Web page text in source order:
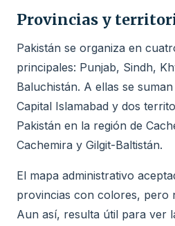
Provincias y
Pakistán se organiza en
principales: Punjab, Sindh,
Baluchistán. A ellas se
Capital Islamabad y dos
Pakistán en la región de
Cachemira y Gilgit-Baltistán.
El mapa administrativo
provincias con colores, pero
Aun así, resulta útil para ver